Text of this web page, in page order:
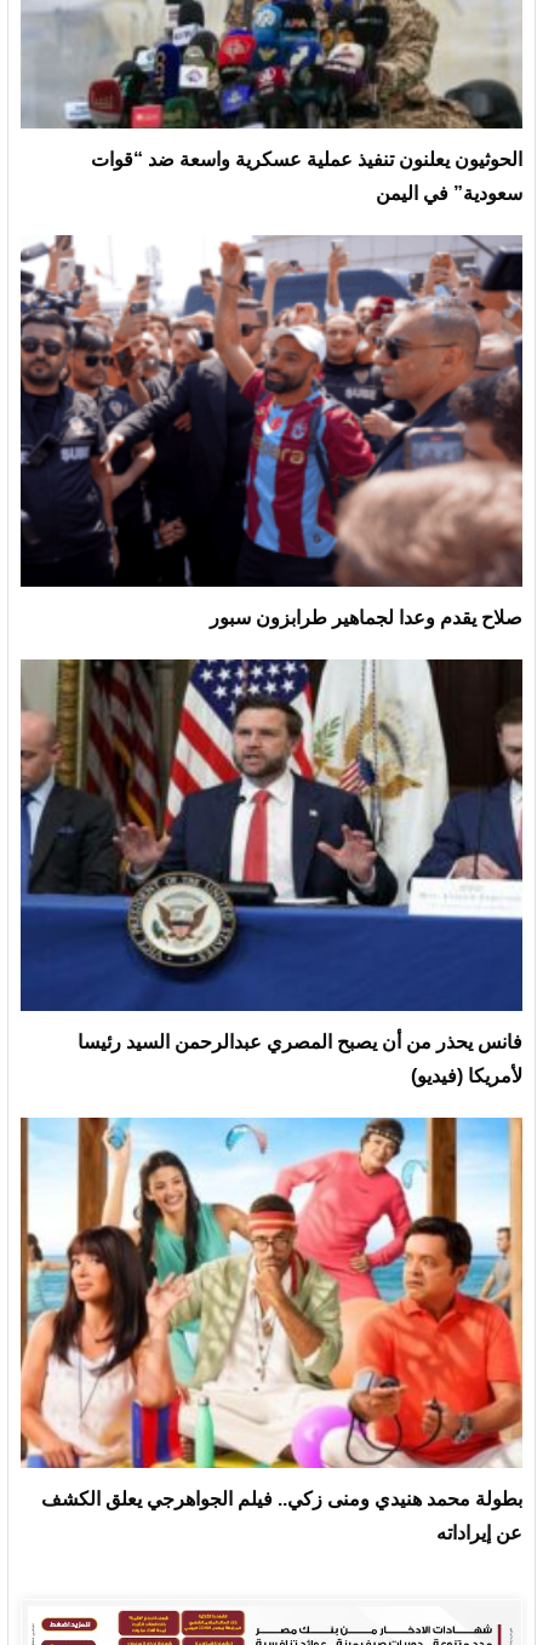
الحوثيون يعلنون تنفيذ عملية عسكرية واسعة ضد “قوات
سعودية” في اليمن
صلاح يقدم وعدا لجماهير طرابزون سبور
فانس يحذر من أن يصبح المصري عبدالرحمن السيد رئيسا
لأمريكا (فيديو)
بطولة محمد هنيدي ومنى زكي.. فيلم الجواهرجي يعلق الكشف
عن إيراداته